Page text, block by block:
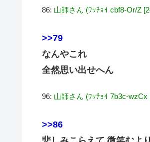
86: 山師さん (ﾜｯﾁｮｲ cbf8-Or/Z
>>79
なんやこれ
全然思い出せへん
96: 山師さん (ﾜｯﾁｮｲ 7b3c-wzCx
>>86